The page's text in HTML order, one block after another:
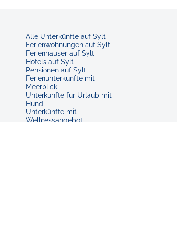
Alle Unterkünfte auf Sylt
Ferienwohnungen auf Sylt
Ferienhäuser auf Sylt
Hotels auf Sylt
Pensionen auf Sylt
Ferienunterkünfte mit
Meerblick
Unterkünfte für Urlaub mit
Hund
Unterkünfte mit
Wellnessangebot